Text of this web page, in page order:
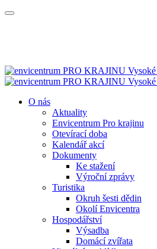
O nás
Aktuality
Envicentrum Pro krajinu
Otevírací doba
Kalendář akcí
Dokumenty
Ke stažení
Výroční zprávy
Turistika
Okruh šesti dědin
Okolí Envicentra
Hospodářství
Výsadba
Domácí zvířata